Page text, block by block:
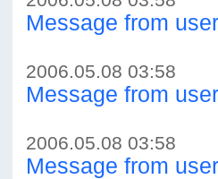
Message from
2006.05.08 03:58
Message from
2006.05.08 03:58
Message from